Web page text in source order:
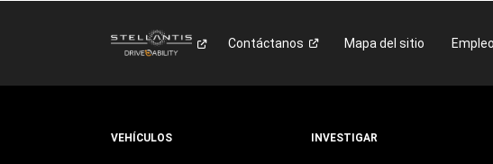
Contáctanos Mapa del sitio
VEHÍCULOS INVESTIGAR